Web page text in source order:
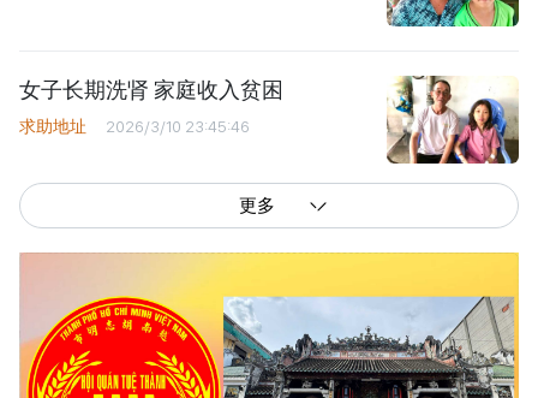
女子长期洗肾 家庭收入贫困
求助地址 2026/3/10 23:45:46
更多